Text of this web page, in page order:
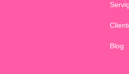
Blog